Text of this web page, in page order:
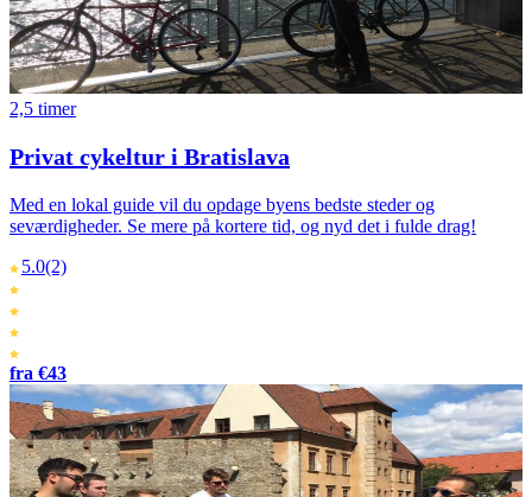
2,5 timer
Privat cykeltur i Bratislava
Med en lokal guide vil du opdage byens bedste steder og
seværdigheder. Se mere på kortere tid, og nyd det i fulde drag!
5.0(2)
fra €43